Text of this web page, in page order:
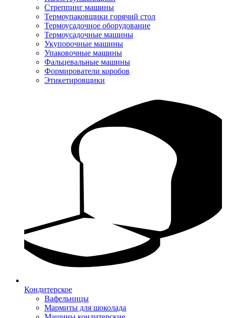
Стреппинг машины
Термоупаковщики горячий стол
Термоусадочное оборудование
Термоусадочные машины
Укупорочные машины
Упаковочные машины
Фальцевальные машины
Формирователи коробов
Этикетировщики
Кондитерское
Вафельницы
Мармиты для шоколада